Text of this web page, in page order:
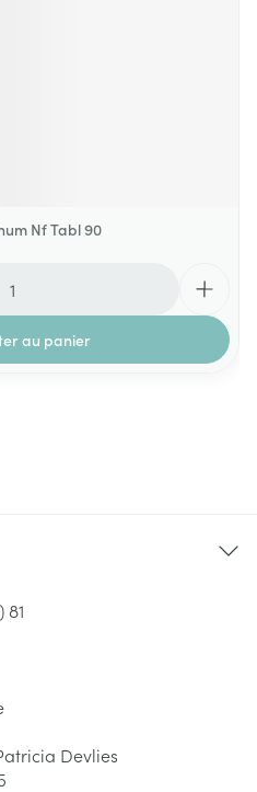
Nf Tabl 90
au panier
Devlies